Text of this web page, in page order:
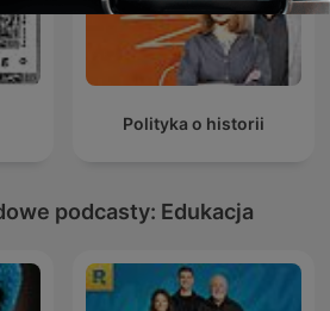
Polityka o historii
podcasty: Edukacja